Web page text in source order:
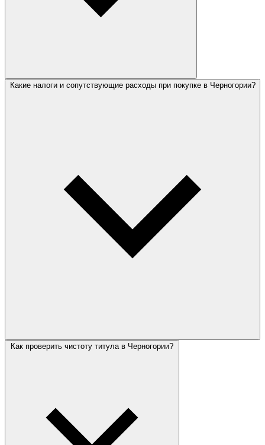
Какие налоги и сопутствующие расходы при покупке в Черногории?
Как проверить чистоту титула в Черногории?